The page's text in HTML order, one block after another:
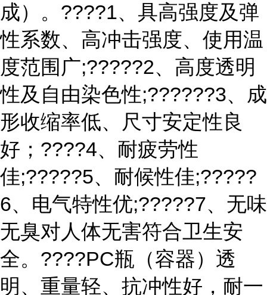
成）。????1、具高强度及弹
性系数、高冲击强度、使用温
度范围广;?????2、高度透明
性及自由染色性;??????3、成
形收缩率低、尺寸安定性良
好；????4、耐疲劳性
佳;?????5、耐候性佳;?????
6、电气特性优;?????7、无味
无臭对人体无害符合卫生安
全。????PC瓶（容器）透
明、重量轻、抗冲性好，耐一